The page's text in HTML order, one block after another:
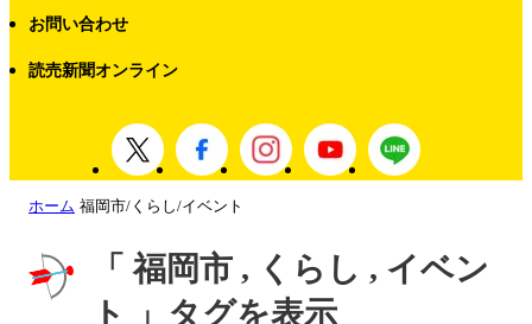
お問い合わせ
読売新聞オンライン
ホーム 福岡市/くらし/イベント
「 福岡市 , くらし , イベン
ト 」タグを表示